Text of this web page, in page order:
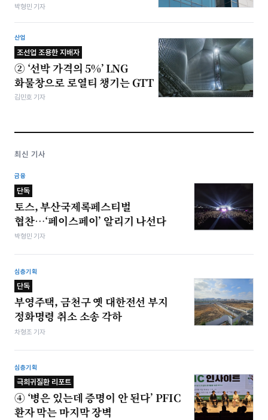
박형민 기자
산업
조선업 조용한 지배자
② ‘선박 가격의 5%’ LNG
화물창으로 로열티 챙기는 GTT
김민호 기자
최신 기사
금융
단독
토스, 부산국제록페스티벌
협찬…‘페이스페이’ 알리기 나선다
박형민 기자
심층기획
단독
부영주택, 금천구 옛 대한전선 부지
정화명령 취소 소송 각하
차형조 기자
심층기획
극희귀질환 리포트
④ ‘병은 있는데 증명이 안 된다’ PFIC
환자 막는 마지막 장벽